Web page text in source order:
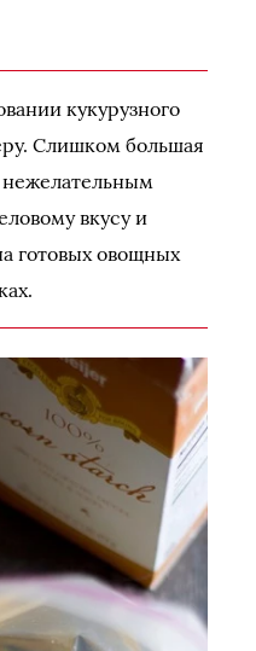
кукурузного
Слишком большая
вкусу и
готовых овощных